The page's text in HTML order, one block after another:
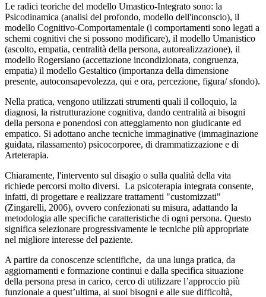
Le radici teoriche del modello Umastico-Integrato sono: la
Psicodinamica (analisi del profondo, modello dell'inconscio), il
modello Cognitivo-Comportamentale (i comportamenti sono legati a
schemi cognitivi che si possono modificare), il modello Umanistico
(ascolto, empatia, centralità della persona, autorealizzazione), il
modello Rogersiano (accettazione incondizionata, congruenza,
empatia) il modello Gestaltico (importanza della dimensione
presente, autoconsapevolezza, qui e ora, percezione, figura/ sfondo).
Nella pratica, vengono utilizzati strumenti quali il colloquio, la
diagnosi, la ristrutturazione cognitiva, dando centralità ai bisogni
della persona e ponendosi con atteggiamento non giudicante ed
empatico. Si adottano anche tecniche immaginative (immaginazione
guidata, rilassamento) psicocorporee, di drammatizzazione e di
Arteterapia.
Chiaramente, l'intervento sul disagio o sulla qualità della vita
richiede percorsi molto diversi. La psicoterapia integrata consente,
infatti, di progettare e realizzare trattamenti "customizzati"
(Zingarelli, 2006), ovvero confezionati su misura, adattando la
metodologia alle specifiche caratteristiche di ogni persona. Questo
significa selezionare progressivamente le tecniche più appropriate
nel migliore interesse del paziente.
A partire da conoscenze scientifiche, da una lunga pratica, da
aggiornamenti e formazione continui e dalla specifica situazione
della persona presa in carico, cerco di utilizzare l’approccio più
funzionale a quest’ultima, ai suoi bisogni e alle sue difficoltà,